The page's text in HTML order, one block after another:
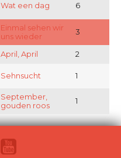
Wat een dag 6
Einmal sehen wir
uns wieder
3
April, April 2
Sehnsucht 1
September,
gouden roos
1